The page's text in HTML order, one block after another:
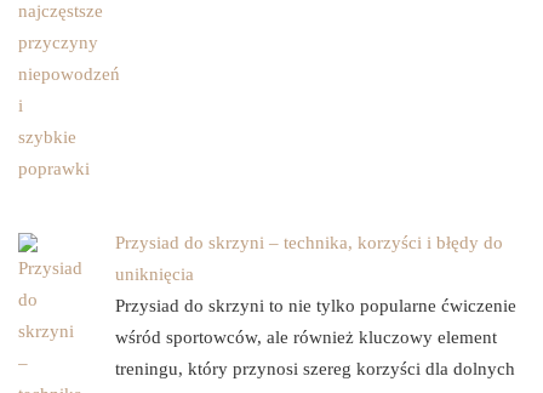
Przysiad do skrzyni – technika, korzyści i błędy do
uniknięcia
Przysiad do skrzyni to nie tylko popularne ćwiczenie
wśród sportowców, ale również kluczowy element
treningu, który przynosi szereg korzyści dla dolnych